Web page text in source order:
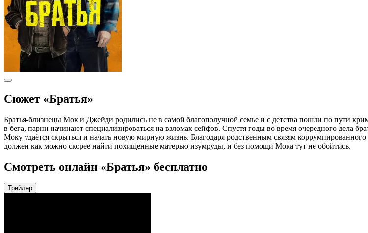
Сюжет «Братья»
Братья-близнецы Мок и Джейди родились не в самой благополучной семье и с детства пошли по пути
в бега, парни начинают специализироваться на взломах сейфов. Спустя годы во время очередного дела
Моку удаётся скрыться и начать новую мирную жизнь. Благодаря родственным связям
должен как можно скорее найти похищенные матерью изумруды, и без помощи Мока тут не обойтись.
Смотреть онлайн «Братья» бесплатно
Трейлер